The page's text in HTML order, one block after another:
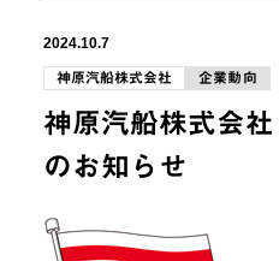
2024.10.7
神原汽船株式会社 企業動向
神原汽船株式会
のお知らせ